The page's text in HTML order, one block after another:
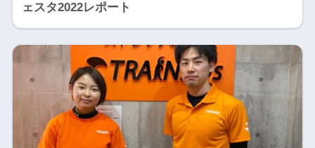
ェスタ2022レポート